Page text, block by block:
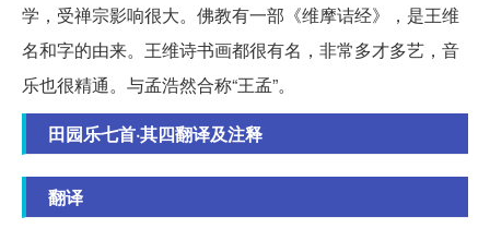
学，受禅宗影响很大。佛教有一部《维摩诘经》，是王维
名和字的由来。王维诗书画都很有名，非常多才多艺，音
乐也很精通。与孟浩然合称“王孟”。
田园乐七首·其四翻译及注释
翻译